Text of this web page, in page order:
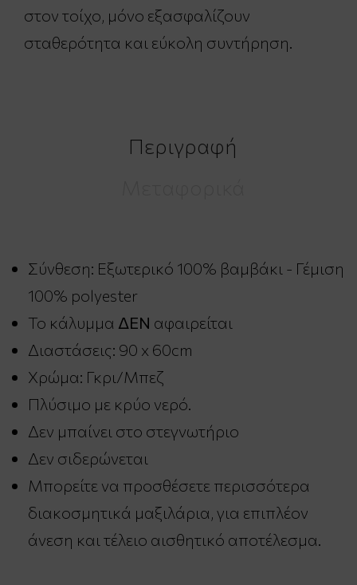
στον τοίχο, μόνο εξασφαλίζουν
σταθερότητα και εύκολη συντήρηση.
Περιγραφή
Σύνθεση: Εξωτερικό 100% βαμβάκι - Γέμιση
100% polyester
Το κάλυμμα ΔΕΝ αφαιρείται
Διαστάσεις: 90 x 60cm
Χρώμα: Γκρι/Μπεζ
Πλύσιμο με κρύο νερό.
Δεν μπαίνει στο στεγνωτήριο
Δεν σιδερώνεται
Μπορείτε να προσθέσετε περισσότερα
διακοσμητικά μαξιλάρια, για επιπλέον
άνεση και τέλειο αισθητικό αποτέλεσμα.